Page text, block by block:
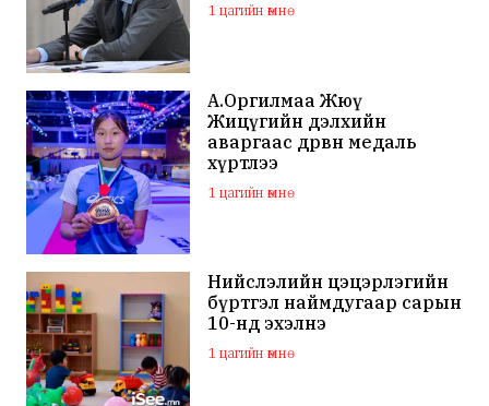
1 цагийн өмнө
А.Оргилмаа Жюү
Жицүгийн дэлхийн
аваргаас дөрвөн медаль
хүртлээ
1 цагийн өмнө
Нийслэлийн цэцэрлэгийн
бүртгэл наймдугаар сарын
10-нд эхэлнэ
1 цагийн өмнө